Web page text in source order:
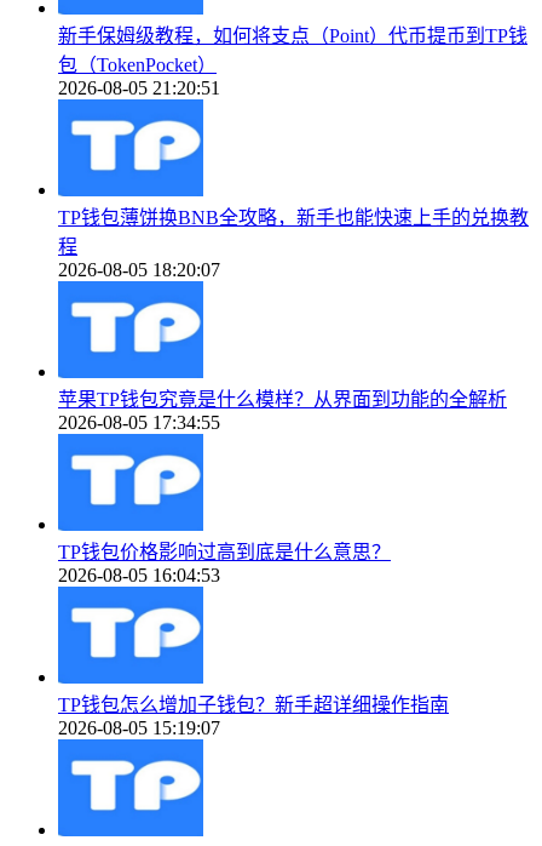
新手保姆级教程，如何将支点（Point）代币提币到TP钱
包（TokenPocket）
2026-08-05 21:20:51
TP钱包薄饼换BNB全攻略，新手也能快速上手的兑换教
程
2026-08-05 18:20:07
苹果TP钱包究竟是什么模样？从界面到功能的全解析
2026-08-05 17:34:55
TP钱包价格影响过高到底是什么意思？
2026-08-05 16:04:53
TP钱包怎么增加子钱包？新手超详细操作指南
2026-08-05 15:19:07